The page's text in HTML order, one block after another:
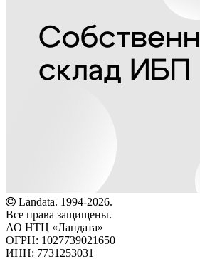
Landata. 1994-2026.
Все права защищены.
АО НТЦ «Ландата»
ОГРН: 1027739021650
ИНН: 7731253031